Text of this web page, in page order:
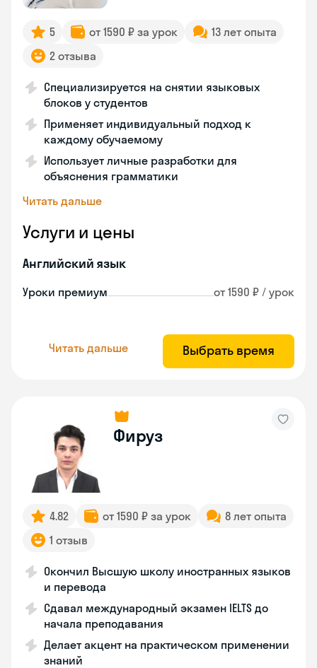
5 от 1590 ₽ за урок
13 лет опыта
2 отзыва
Специализируется на снятии языковых
блоков у студентов
Применяет индивидуальный подход к
каждому обучаемому
Использует личные разработки для
объяснения грамматики
Читать дальше
Услуги и цены
Английский язык
Уроки премиум от 1590 ₽ / урок
Читать дальше Выбрать время
Фируз
4.82 от 1590 ₽ за урок
8 лет опыта
1 отзыв
Окончил Высшую школу иностранных языков
и перевода
Сдавал международный экзамен IELTS до
начала преподавания
Делает акцент на практическом применении
знаний